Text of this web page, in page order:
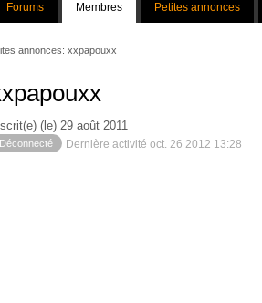
Forums Membres Petites annonces
annonces: xxpapouxx
(le) 29 août 2011
Déconnecté Dernière activité oct. 26 2012 13:28